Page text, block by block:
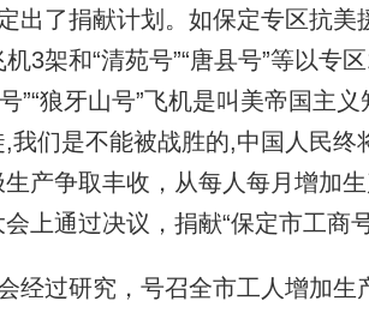
出了捐献计划。如保定专区抗美
机3架和“清苑号”“唐县号”等以
”“狼牙山号”飞机是叫美帝国主
,我们是不能被战胜的,中国人民
产争取丰收，从每人每月增加
上通过决议，捐献“保定市工商号
经过研究，号召全市工人增加